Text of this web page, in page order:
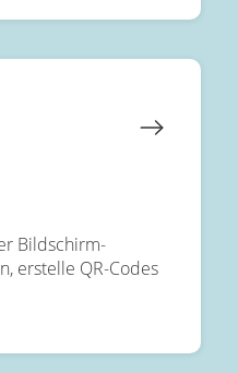
Bildschirm-
erstelle QR-Codes